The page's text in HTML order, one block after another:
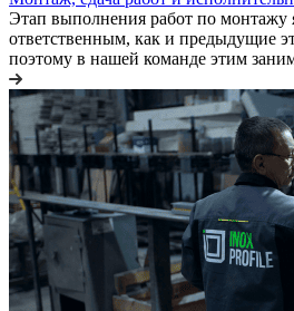
Этап выполнения работ по монтажу
ответственным, как и предыдущие
поэтому в нашей команде этим